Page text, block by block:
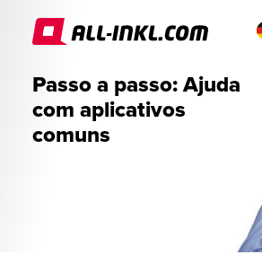
Passo a passo: Ajuda
com aplicativos
comuns